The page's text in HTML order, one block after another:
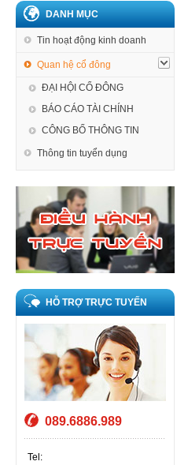
DANH MỤC
Tin hoạt động kinh doanh
Quan hệ cổ đông
ĐẠI HỘI CỔ ĐÔNG
BÁO CÁO TÀI CHÍNH
CÔNG BỐ THÔNG TIN
Thông tin tuyển dụng
HỖ TRỢ TRỰC TUYẾN
089.6886.989
Tel: